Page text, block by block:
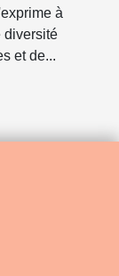
à
diversité
et de...